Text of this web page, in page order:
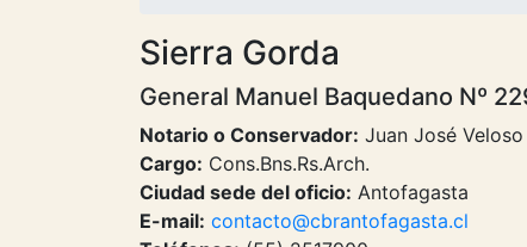
Sierra Gorda
General Manuel Baquedano Nº
Notario o Conservador: Juan José
Cargo: Cons.Bns.Rs.Arch.
Ciudad sede del oficio: Antofagasta
E-mail: contacto@cbrantofagasta.cl